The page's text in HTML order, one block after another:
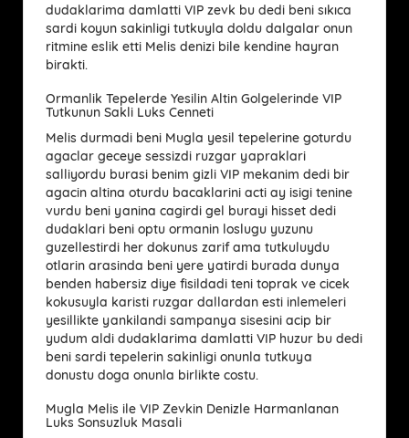
dudaklarima damlatti VIP zevk bu dedi beni sıkıca
sardi koyun sakinligi tutkuyla doldu dalgalar onun
ritmine eslik etti Melis denizi bile kendine hayran
birakti.
Ormanlik Tepelerde Yesilin Altin Golgelerinde VIP
Tutkunun Sakli Luks Cenneti
Melis durmadi beni Mugla yesil tepelerine goturdu
agaclar geceye sessizdi ruzgar yapraklari
salliyordu burasi benim gizli VIP mekanim dedi bir
agacin altina oturdu bacaklarini acti ay isigi tenine
vurdu beni yanina cagirdi gel burayi hisset dedi
dudaklari beni optu ormanin loslugu yuzunu
guzellestirdi her dokunus zarif ama tutkuluydu
otlarin arasinda beni yere yatirdi burada dunya
benden habersiz diye fisildadi teni toprak ve cicek
kokusuyla karisti ruzgar dallardan esti inlemeleri
yesillikte yankilandi sampanya sisesini acip bir
yudum aldi dudaklarima damlatti VIP huzur bu dedi
beni sardi tepelerin sakinligi onunla tutkuya
donustu doga onunla birlikte costu.
Mugla Melis ile VIP Zevkin Denizle Harmanlanan
Luks Sonsuzluk Masali